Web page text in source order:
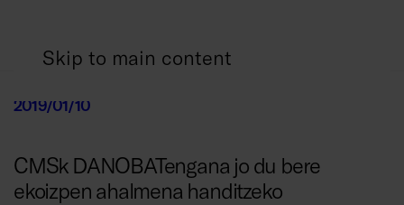
Skip to main content
2019/01/10
CMSk DANOBATengana jo du bere
ekoizpen ahalmena handitzeko